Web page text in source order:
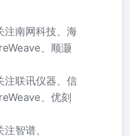
注南网科技、海
、顺灏
注联讯仪器、信
、优刻
智谱、